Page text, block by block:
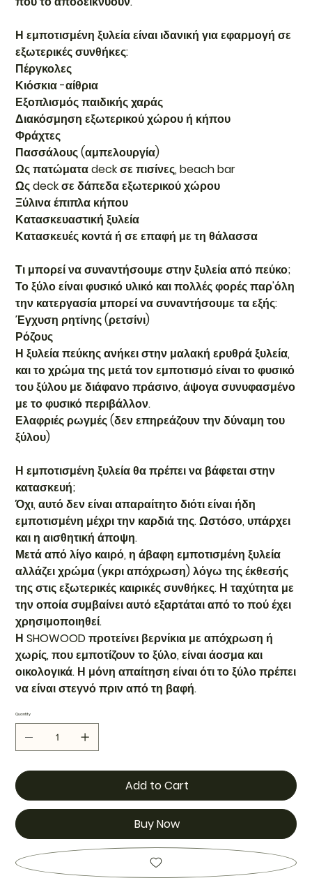
Η εμποτισμένη ξυλεία είναι ιδανική για εφαρμογή σε
εξωτερικές συνθήκες:
Πέργκολες
Κιόσκια -αίθρια
Εξοπλισμός παιδικής χαράς
Διακόσμηση εξωτερικού χώρου ή κήπου
Φράχτες
Πασσάλους (αμπελουργία)
Ως πατώματα deck σε πισίνες, beach bar
Ως deck σε δάπεδα εξωτερικού χώρου
Ξύλινα έπιπλα κήπου
Κατασκευαστική ξυλεία
Κατασκευές κοντά ή σε επαφή με τη θάλασσα
Τι μπορεί να συναντήσουμε στην ξυλεία από πεύκο;
Το ξύλο είναι φυσικό υλικό και πολλές φορές παρ'όλη
την κατεργασία μπορεί να συναντήσουμε τα εξής:
Έγχυση ρητίνης (ρετσίνι)
Ρόζους
Η ξυλεία πεύκης ανήκει στην μαλακή ερυθρά ξυλεία,
και το χρώμα της μετά τον εμποτισμό είναι το φυσικό
του ξύλου με διάφανο πράσινο, άψογα συνυφασμένο
με το φυσικό περιβάλλον.
Ελαφριές ρωγμές (δεν επηρεάζουν την δύναμη του
ξύλου)
Η εμποτισμένη ξυλεία θα πρέπει να βάφεται στην
κατασκευή;
Όχι, αυτό δεν είναι απαραίτητο διότι είναι ήδη
εμποτισμένη μέχρι την καρδιά της. Ωστόσο, υπάρχει
και η αισθητική άποψη.
Μετά από λίγο καιρό, η άβαφη εμποτισμένη ξυλεία
αλλάζει χρώμα (γκρι απόχρωση) λόγω της έκθεσής
της στις εξωτερικές καιρικές συνθήκες. Η ταχύτητα με
την οποία συμβαίνει αυτό εξαρτάται από το πού έχει
χρησιμοποιηθεί.
Η SHOWOOD προτείνει βερνίκια με απόχρωση ή
χωρίς, που εμποτίζουν το ξύλο, είναι άοσμα και
οικολογικά. Η μόνη απαίτηση είναι ότι το ξύλο πρέπει
να είναι στεγνό πριν από τη βαφή.
Quantity
Add to Cart
Buy Now